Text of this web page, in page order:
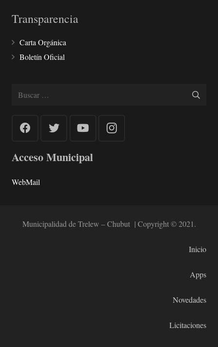
Transparencia
Carta Orgánica
Boletín Oficial
Acceso Municipal
WebMail
Municipalidad de Trelew – Chubut | Copyright © 2021.
Inicio
Apps
Novedades
Licitaciones